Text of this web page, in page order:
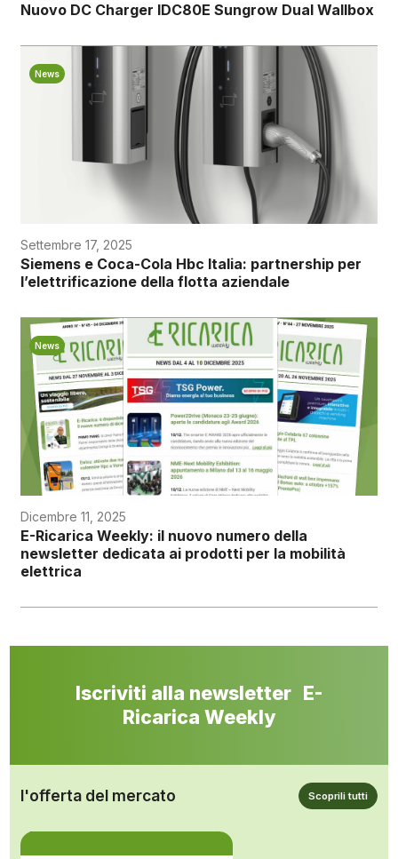
Nuovo DC Charger IDC80E Sungrow Dual Wallbox
News
Settembre 17, 2025
Siemens e Coca-Cola Hbc Italia: partnership per
l’elettrificazione della flotta aziendale
News
Dicembre 11, 2025
E-Ricarica Weekly: il nuovo numero della
newsletter dedicata ai prodotti per la mobilità
elettrica
Iscriviti alla newsletter E-
Ricarica Weekly
l'offerta del mercato Scoprili tutti